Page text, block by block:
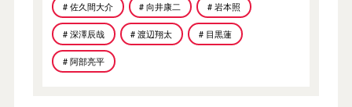
# 佐久間大介 # 向井康二 # 岩本照
# 深澤辰哉 # 渡辺翔太 # 目黒蓮
# 阿部亮平